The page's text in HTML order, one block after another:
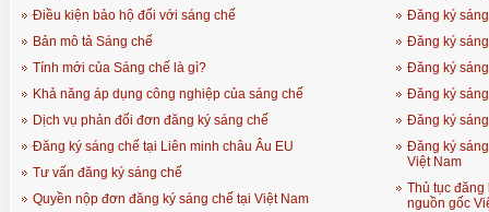
Điều kiện bảo hộ đối với sáng chế
Bản mô tả Sáng chế
Tính mới của Sáng chế là gì?
Khả năng áp dụng công nghiệp của sáng chế
Dịch vụ phản đối đơn đăng ký sáng chế
Đăng ký sáng chế tại Liên minh châu Âu EU
Tư vấn đăng ký sáng chế
Quyền nộp đơn đăng ký sáng chế tại Việt Nam
Đăng ký
Đăng ký
Đăng ký
Đăng ký
Đăng ký
Đăng ký
Việt Nam
Thủ tục đăng
nguồn gốc